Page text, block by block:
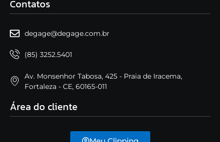
Contatos
degage@degage.com.br
(85) 3252.5401
Av. Monsenhor Tabosa, 425 - Praia de Iracema,
Fortaleza - CE, 60165-011
Área do cliente